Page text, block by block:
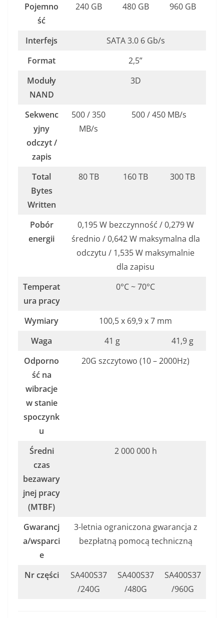
Pojemno
ść
240 GB 480 GB 960 GB
Interfejs
SATA 3.0 6 Gb/s
Format
2,5”
Moduły
NAND
3D
Sekwenc
yjny
odczyt /
zapis
500 / 350
MB/s
500 / 450 MB/s
Total
Bytes
Written
80 TB 160 TB 300 TB
Pobór
energii
0,195 W bezczynność / 0,279 W
średnio / 0,642 W maksymalna dla
odczytu / 1,535 W maksymalnie
dla zapisu
Temperat
ura pracy
0°C ~ 70°C
Wymiary
100,5 x 69,9 x 7 mm
Waga
41 g
41,9 g
Odporno
ść na
wibracje
w stanie
spoczynk
u
20G szczytowo (10 – 2000Hz)
Średni
czas
bezawary
jnej pracy
(MTBF)
2 000 000 h
Gwarancj
a/wsparci
e
3-letnia ograniczona gwarancja z
bezpłatną pomocą techniczną
Nr części
SA400S37
/240G
SA400S37
/480G
SA400S37
/960G